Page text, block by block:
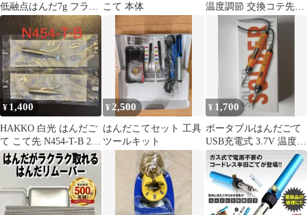
低融点はんだ7g フラッ
クスペースト1ml 吸取
線
こて 本体
温度調節 交換コテ先
DIY 電子工作 工具
¥ 1,400
HAKKO 白光 はんだご
て こて先 N454-T-B 2個
セット
¥ 2,500
はんだこてセット 工具
ツールキット
¥ 1,700
ポータブルはんだごて
USB充電式 3.7V 温度調
整可能 セット オレンジ